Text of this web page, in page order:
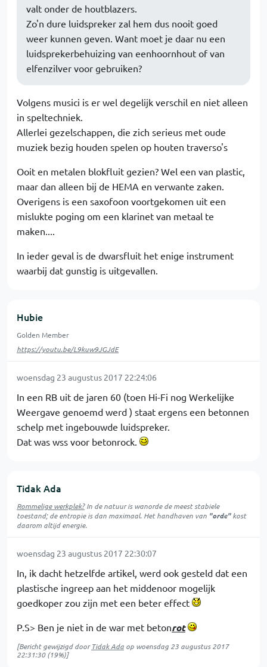
valt onder de houtblazers.
Zo'n dure luidspreker zal hem dus nooit goed
weer kunnen geven. Want moet je daar nu een
luidsprekerbehuizing van eenhoornhout of van
elfenzilver voor gebruiken?
Volgens musici is er wel degelijk verschil en niet alleen
in speltechniek.
Allerlei gezelschappen, die zich serieus met oude
muziek bezig houden spelen op houten traverso's
Ooit en metalen blokfluit gezien? Wel een van plastic,
maar dan alleen bij de HEMA en verwante zaken.
Overigens is een saxofoon voortgekomen uit een
mislukte poging om een klarinet van metaal te
maken....
In ieder geval is de dwarsfluit het enige instrument
waarbij dat gunstig is uitgevallen.
Hubie
Golden Member
https://youtu.be/L9kuw9JGJdE
woensdag 23 augustus 2017 22:24:06
In een RB uit de jaren 60 (toen Hi-Fi nog Werkelijke
Weergave genoemd werd ) staat ergens een betonnen
schelp met ingebouwde luidspreker.
Dat was wss voor betonrock.
Tidak Ada
Rommelige werkplek?In de natuur iswanordede meest stabiele
toestand; de entropie is dan maximaal. Het handhaven van "orde"kost
daarom altijd energie.
woensdag 23 augustus 2017 22:30:07
In, ik dacht hetzelfde artikel, werd ook gesteld dat een
plastische ingreep aan het middenoor mogelijk
goedkoper zou zijn met een beter effect
P.S> Ben je niet in de war met betonrot
[Bericht gewijzigd doorTidak Ada op woensdag 23 augustus 2017
22:31:30(19%)]